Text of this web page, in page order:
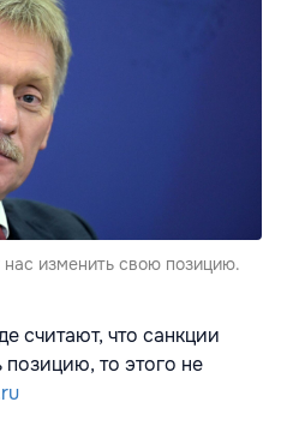
нас изменить свою позицию.
считают, что санкции
позицию, то этого не